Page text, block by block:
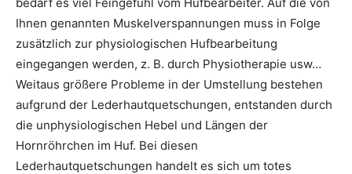
Ihnen genannten Muskelverspannungen muss in Folge
zusätzlich zur physiologischen Hufbearbeitung
eingegangen werden, z. B. durch Physiotherapie usw…
Weitaus größere Probleme in der Umstellung bestehen
aufgrund der Lederhautquetschungen, entstanden durch
die unphysiologischen Hebel und Längen der
Hornröhrchen im Huf. Bei diesen
Lederhautquetschungen handelt es sich um totes